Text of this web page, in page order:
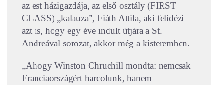
az est házigazdája, az első osztály (FIRST
CLASS) „kalauza”, Fiáth Attila, aki felidézi
azt is, hogy egy éve indult útjára a St.
Andreával sorozat, akkor még a kisteremben.
„Ahogy Winston Chruchill mondta: nemcsak
Franciaországért harcolunk, hanem